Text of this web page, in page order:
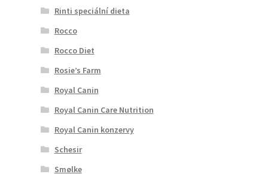
Rinti speciální dieta
Rocco
Rocco Diet
Rosie’s Farm
Royal Canin
Royal Canin Care Nutrition
Royal Canin konzervy
Schesir
Smølke